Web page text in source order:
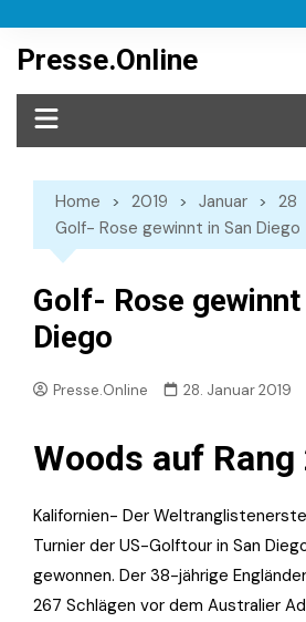
content
Presse.Online
Home 2019 Januar
28
Golf- Rose gewinnt in San Diego
Golf- Rose gewinnt
Diego
Presse.Online 28. Januar 2019
Woods auf Rang
Kalifornien- Der
Turnier der US-Golftour in San
gewonnen. Der 38-jährige
267 Schlägen vor dem Australier